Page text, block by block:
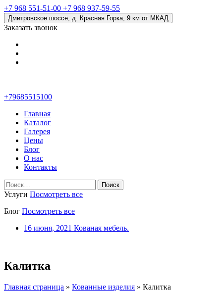
+7 968 551-51-00 +7 968 937-59-55
Дмитровское шоссе, д. Красная Горка, 9 км от МКАД
Заказать звонок
+79685515100
Главная
Каталог
Галерея
Цены
Блог
О нас
Контакты
Найти:
Услуги Посмотреть все
Блог Посмотреть все
16 июня, 2021 Кованая мебель.
Калитка
Главная страница » Кованные изделия » Калитка